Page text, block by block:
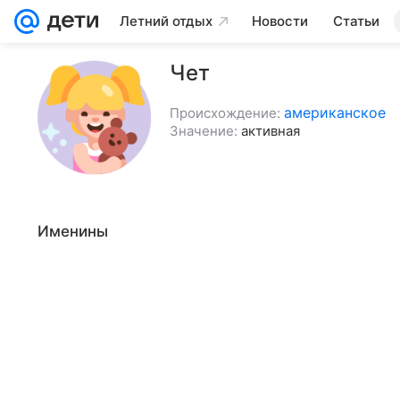
Летний отдых Новости Статьи
Чет
Происхождение: американское
Значение: активная
Именины